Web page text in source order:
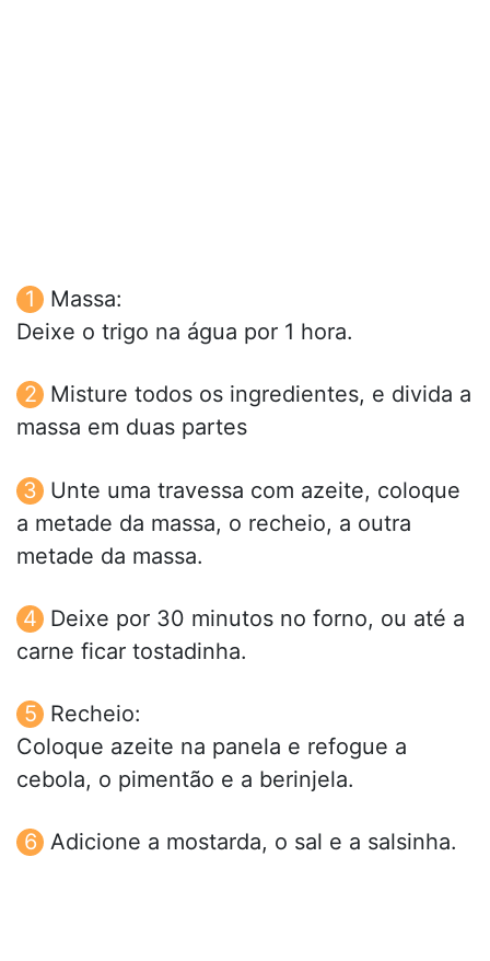
Massa:
Deixe o trigo na água por 1 hora.
Misture todos os ingredientes, e divida a
massa em duas partes
Unte uma travessa com azeite, coloque
a metade da massa, o recheio, a outra
metade da massa.
Deixe por 30 minutos no forno, ou até a
carne ficar tostadinha.
Recheio:
Coloque azeite na panela e refogue a
cebola, o pimentão e a berinjela.
Adicione a mostarda, o sal e a salsinha.